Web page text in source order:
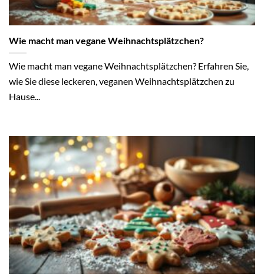
Wie macht man vegane Weihnachtsplätzchen?
Wie macht man vegane Weihnachtsplätzchen? Erfahren Sie,
wie Sie diese leckeren, veganen Weihnachtsplätzchen zu
Hause...